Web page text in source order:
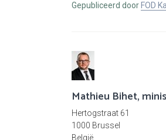
Gepubliceerd door FOD
Mathieu Bihet,
Hertogstraat 61
1000 Brussel
België